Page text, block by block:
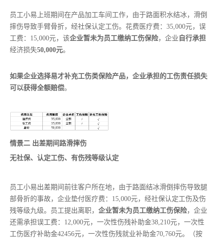
员工小易上班期间在产品加工车间工作，由于路面积水结冰，滑倒
摔伤导致手臂骨折，经社保认定工伤。花费医疗费：35,000元，误
工费：15,000元，该企业暂未为员工缴纳工伤保险，企业 自行承担
经济损失50,000元。
如果企业选择易才补充工伤类保险产品，企业承担的工伤责任损失
可以获得全额赔偿。
情景二 出差期间路滑摔伤
无社保、认定工伤、有伤残等级认定
员工小易出差期间前往客户所在地，由于路面结冰滑倒摔伤导致腿
部骨折的事故，企业垫付医疗费：15,000元，经社保认定工伤及伤
残等级九级。员工提出离职， 企业暂未为员工缴纳工伤保险，企业
还需承担误工费：12,000元，一次性伤残补助金38,210元，一次性
工伤医疗补助金42456元，一次性伤残就业补助金70,760元。（按